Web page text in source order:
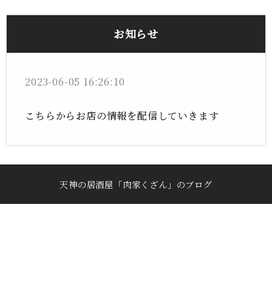
お知らせ
2023-06-05 16:26:10
こちらからお店の情報を配信していきます
天神の居酒屋「肉家くざん」のブログ